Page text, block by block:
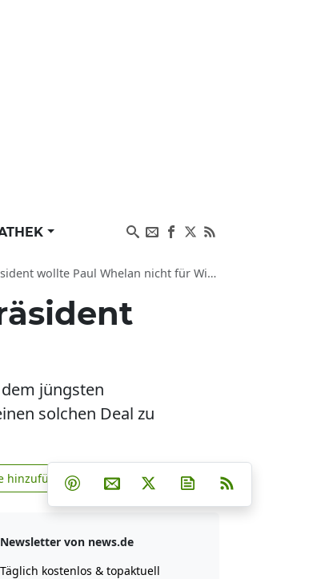
Paul Whelan nicht für Wiktor But tauschen
jüngsten
solchen Deal zu
zu Google hinzufügen
hinzufügen Teilen auf Facebook
Teilen auf Whatsapp
Teilen auf Telegram
Teilen auf Pinterest
Per E-Mail teilen
Post auf XNewsletter
Newsletter von news.de
Täglich kostenlos & topaktuell